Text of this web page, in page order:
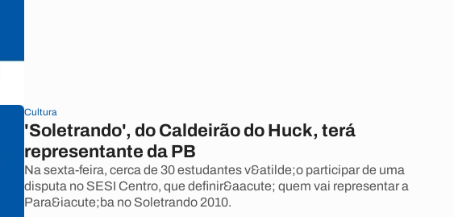
Cultura
'Soletrando', do Caldeirão do Huck, terá
representante da PB
Na sexta-feira, cerca de 30 estudantes v&atilde;o participar de uma
disputa no SESI Centro, que definir&aacute; quem vai representar a
Para&iacute;ba no Soletrando 2010.